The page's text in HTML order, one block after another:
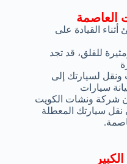
العاصمة
القيادة على
للقلق، قد تجد
ونقل لسيارتك إلى
سيارات
شركة ونشات الكويت
سيارتك المعطلة